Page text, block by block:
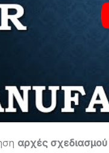
αρχές σχεδιασμού